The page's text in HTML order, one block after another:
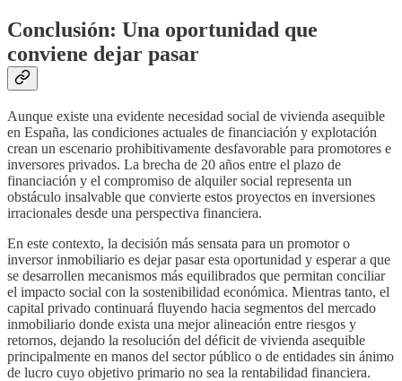
Conclusión: Una oportunidad que
conviene dejar pasar
Aunque existe una evidente necesidad social de vivienda asequible
en España, las condiciones actuales de financiación y explotación
crean un escenario prohibitivamente desfavorable para promotores e
inversores privados. La brecha de 20 años entre el plazo de
financiación y el compromiso de alquiler social representa un
obstáculo insalvable que convierte estos proyectos en inversiones
irracionales desde una perspectiva financiera.
En este contexto, la decisión más sensata para un promotor o
inversor inmobiliario es dejar pasar esta oportunidad y esperar a que
se desarrollen mecanismos más equilibrados que permitan conciliar
el impacto social con la sostenibilidad económica. Mientras tanto, el
capital privado continuará fluyendo hacia segmentos del mercado
inmobiliario donde exista una mejor alineación entre riesgos y
retornos, dejando la resolución del déficit de vivienda asequible
principalmente en manos del sector público o de entidades sin ánimo
de lucro cuyo objetivo primario no sea la rentabilidad financiera.